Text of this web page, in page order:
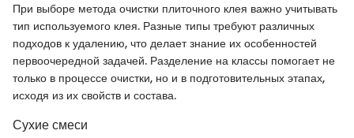
При выборе метода очистки плиточного клея важно учитывать
тип используемого клея. Разные типы требуют различных
подходов к удалению, что делает знание их особенностей
первоочередной задачей. Разделение на классы помогает не
только в процессе очистки, но и в подготовительных этапах,
исходя из их свойств и состава.
Сухие смеси